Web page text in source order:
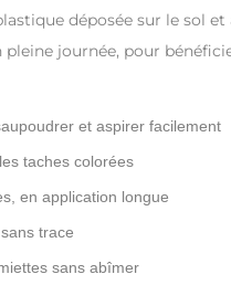
déposée sur le sol
journée, pour
et aspirer facilement
taches colorées
en application longue
trace
sans abîmer